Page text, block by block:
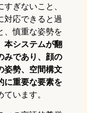
ぎないこと、
対応できると過
、慎重な姿勢を
本システムが翻
みであり、顔の
姿勢、空間構文
に重要な要素を
います。